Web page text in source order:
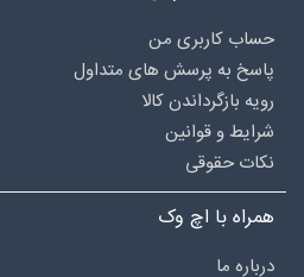
حساب کاربری من
پاسخ به پرسش های متداول
رویه بازگرداندن کالا
شرایط و قوانین
نکات حقوقی
همراه با اچ وک
درباره‌ ما